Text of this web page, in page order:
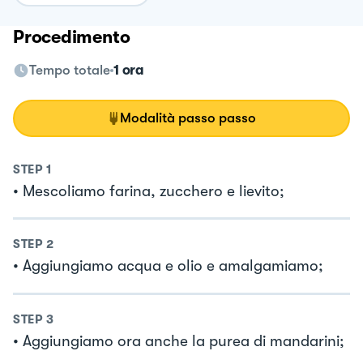
Procedimento
Tempo totale 1 ora
Modalità passo passo
STEP 1
• Mescoliamo farina, zucchero e lievito;
STEP 2
• Aggiungiamo acqua e olio e amalgamiamo;
STEP 3
• Aggiungiamo ora anche la purea di mandarini;